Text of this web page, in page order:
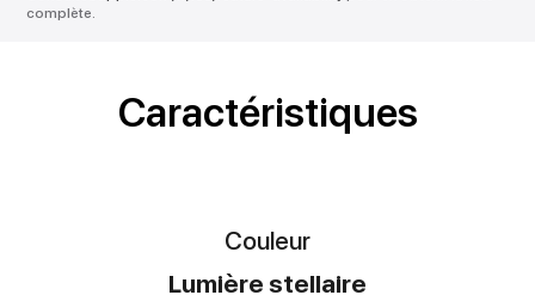
complète.
Caractéristiques
Couleur
Lumière stellaire